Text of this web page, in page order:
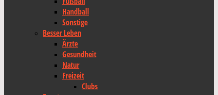
Handball
Sonstige
Besser Leben
Ärzte
Gesundheit
Natur
Freizeit
Clubs